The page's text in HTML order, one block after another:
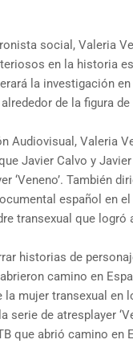
social, Valeria
en la historia
la investigación
de la figura
Audiovisual, Valeria
Javier Calvo y
‘Veneno’. También
español en
transexual que logró
historias de
camino en
mujer transexual en
de atresplayer
que abrió camino en